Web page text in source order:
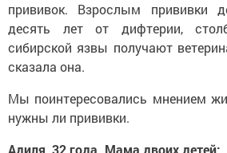
прививок. Взрослым прививки
десять лет от дифтерии,
сибирской язвы получают
сказала она.
Мы поинтересовались мнением
нужны ли прививки.